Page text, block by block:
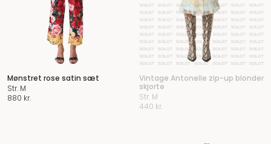
Mønstret rose satin sæt
Str. M
880 kr.
Vintage Antonelle zip-up blonder
skjorte
Str. M
440 kr.